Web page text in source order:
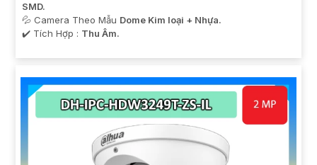
SMD.
💦 Camera Theo Mẫu Dome Kim loại + Nhựa.
️✔️ Tích Hợp : Thu Âm.